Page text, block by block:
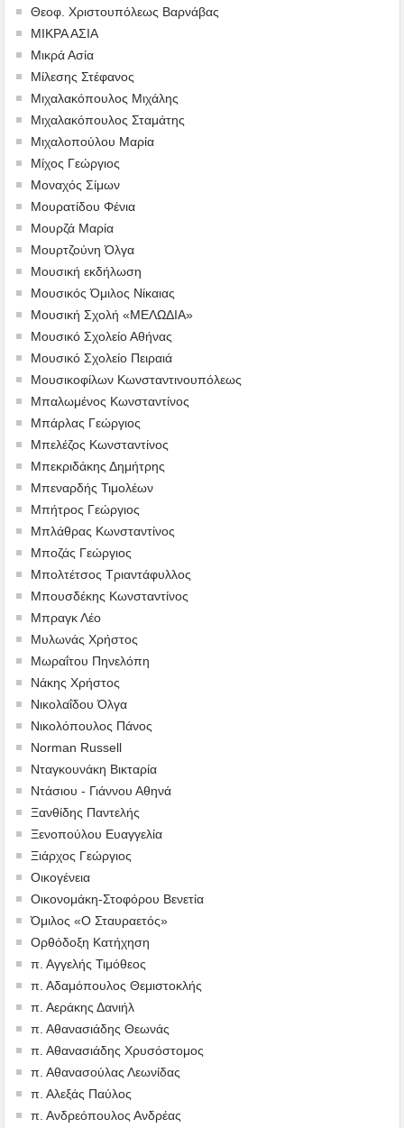
Θεοφ. Χριστουπόλεως Βαρνάβας
ΜΙΚΡΑ ΑΣΙΑ
Μικρά Ασία
Μίλεσης Στέφανος
Μιχαλακόπουλος Μιχάλης
Μιχαλακόπουλος Σταμάτης
Μιχαλοπούλου Μαρία
Μίχος Γεώργιος
Μοναχός Σίμων
Μουρατίδου Φένια
Μουρζά Μαρία
Μουρτζούνη Όλγα
Μουσική εκδήλωση
Μουσικός Όμιλος Νίκαιας
Μουσική Σχολή «ΜΕΛΩΔΙΑ»
Μουσικό Σχολείο Αθήνας
Μουσικό Σχολείο Πειραιά
Μουσικοφίλων Κωνσταντινουπόλεως
Μπαλωμένος Κωνσταντίνος
Μπάρλας Γεώργιος
Μπελέζος Κωνσταντίνος
Μπεκριδάκης Δημήτρης
Μπεναρδής Τιμολέων
Μπήτρος Γεώργιος
Μπλάθρας Κωνσταντίνος
Μποζάς Γεώργιος
Μπολτέτσος Τριαντάφυλλος
Μπουσδέκης Κωνσταντίνος
Μπραγκ Λέο
Μυλωνάς Χρήστος
Μωραΐτου Πηνελόπη
Νάκης Χρήστος
Νικολαΐδου Όλγα
Νικολόπουλος Πάνος
Norman Russell
Νταγκουνάκη Βικταρία
Ντάσιου - Γιάννου Αθηνά
Ξανθίδης Παντελής
Ξενοπούλου Ευαγγελία
Ξιάρχος Γεώργιος
Οικογένεια
Οικονομάκη-Στοφόρου Βενετία
Όμιλος «Ο Σταυραετός»
Ορθόδοξη Κατήχηση
π. Αγγελής Τιμόθεος
π. Αδαμόπουλος Θεμιστοκλής
π. Αεράκης Δανιήλ
π. Αθανασιάδης Θεωνάς
π. Αθανασιάδης Χρυσόστομος
π. Αθανασούλας Λεωνίδας
π. Αλεξάς Παύλος
π. Ανδρεόπουλος Ανδρέας